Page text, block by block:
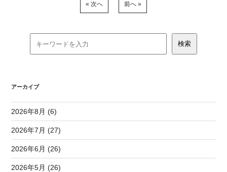
« 次へ 前へ »
アーカイブ
2026年8月 (6)
2026年7月 (27)
2026年6月 (26)
2026年5月 (26)